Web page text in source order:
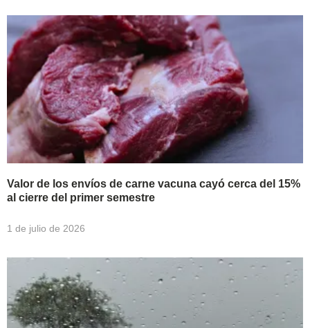
Valor de los envíos de carne vacuna cayó cerca del 15%
al cierre del primer semestre
1 de julio de 2026